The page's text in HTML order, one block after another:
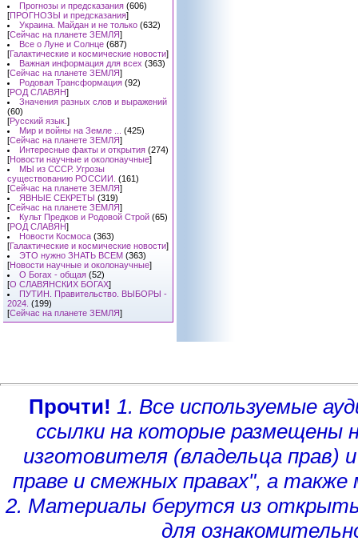
Прогнозы и предсказания (606)
[ПРОГНОЗЫ и предсказания]
Украина. Майдан и не только (632)
[Сейчас на планете ЗЕМЛЯ]
Все о Луне и Солнце (687)
[Галактические и космические новости]
Важная информация для всех (363)
[Сейчас на планете ЗЕМЛЯ]
Родовая Трансформация (92)
[РОД СЛАВЯН]
Значения разных слов и выражений
(60)
[Русский язык. ]
Мир и войны на Земле ...
(425)
[Сейчас на планете ЗЕМЛЯ]
Интересные факты и открытия (274)
[Новости научные и околонаучные]
МЫ из СССР. Угрозы
существованию РОССИИ. (161)
[Сейчас на планете ЗЕМЛЯ]
ЯВНЫЕ СЕКРЕТЫ (319)
[Сейчас на планете ЗЕМЛЯ]
Культ Предков и Родовой Строй (65)
[РОД СЛАВЯН]
Новости Космоса (363)
[Галактические и космические новости]
ЭТО нужно ЗНАТЬ ВСЕМ (363)
[Новости научные и околонаучные]
О Богах - общая (52)
[О СЛАВЯНСКИХ БОГАХ]
ПУТИН. Правительство. ВЫБОРЫ -
2024. (199)
[Сейчас на планете ЗЕМЛЯ]
Прочти! 1. Все используемые
ссылки на которые размещены
изготовителя (владельца прав)
праве и смежных правах", а
2. Материалы берутся из
для